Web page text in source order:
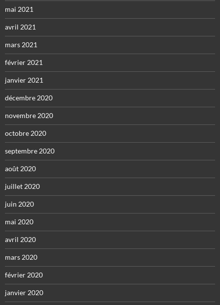
mai 2021
avril 2021
mars 2021
février 2021
janvier 2021
décembre 2020
novembre 2020
octobre 2020
septembre 2020
août 2020
juillet 2020
juin 2020
mai 2020
avril 2020
mars 2020
février 2020
janvier 2020